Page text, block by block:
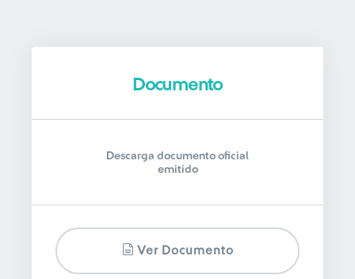
Documento
Descarga documento oficial
emitido
Ver Documento